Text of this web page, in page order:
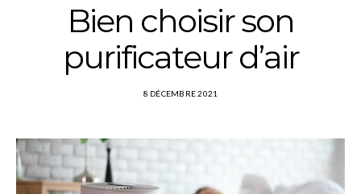
Bien choisir son
purificateur d’air
8 DÉCEMBRE 2021